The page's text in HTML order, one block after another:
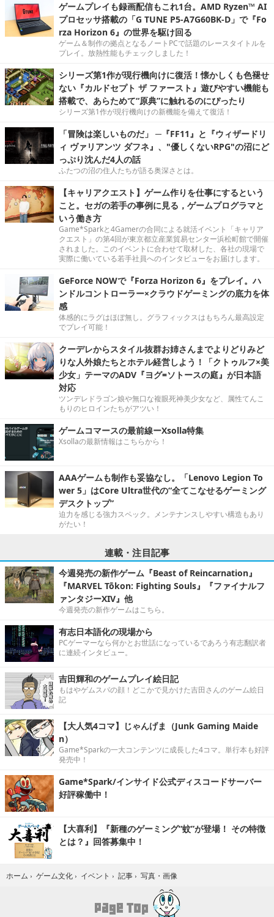
ゲームプレイも録画配信もこれ1台。AMD Ryzen™ AI
プロセッサ搭載の「G TUNE P5-A7G60BK-D」で『Fo
rza Horizon 6』の世界を駆け回る
ゲーム＆制作の拠点となるノートPCで話題のレースタイトルを
プレイ。放熱性能もチェックしました！
シリーズ第1作が現行機向けに復活！懐かしくも色褪せ
ない『カルドセプト ザ ファースト』遊びやすい機能も
搭載で、あらためて“原典”に触れるのにぴったり
シリーズ第1作が現行機向けの新機能を備えて復活！
「冒険は楽しいものだ」 ─『FF11』と『ウィザードリ
ィ ヴァリアンツ ダフネ』、"優しくないRPG"の沼にど
っぷり沈んだ4人の話
ふたつの沼の住人たちが語る奥深さとは。
【キャリアクエスト】ゲーム作りを仕事にするという
こと。セガの若手の事例に見る，ゲームプログラマと
いう働き方
Game*Sparkと4Gamerの合同による就活イベント「キャリア
クエスト」の第4回が東京都立産業貿易センター浜松町館で開催
されました。このイベントに合わせて取材した、各社の現場で
実際に働いている若手社員へのインタビューをお届けします。
GeForce NOWで『Forza Horizon 6』をプレイ。ハ
ンドルコントローラー×クラウドゲーミングの底力を体
感
体感的にラグはほぼ無し。グラフィックスはもちろん最高設定
でプレイ可能！
クーデレからスタイル抜群お姉さんまでよりどりみど
りな人外娘たちとホテル経営しよう！「クトゥルフ×美
少女」テーマのADV『ヨグ=ソトースの庭』が日本語
対応
ツンデレドラゴン娘や無口な複眼死神美少女など、属性てんこ
もりのヒロインたちがアツい！
ゲームコマースの最前線ーXsolla特集
Xsollaの最新情報はこちらから！
AAAゲームも制作も妥協なし。「Lenovo Legion To
wer 5」はCore Ultra世代の“全てこなせるゲーミング
デスクトップ”
迫力を感じる強力スペック。メンテナンスしやすい構造もあり
がたい！
連載・注目記事
今週発売の新作ゲーム『Beast of Reincarnation』
『MARVEL Tōkon: Fighting Souls』『ファイナルフ
ァンタジーXIV』他
今週発売の新作ゲームはこちら。
有志日本語化の現場から
PCゲーマーなら何かとお世話になっているであろう有志翻訳者
に連続インタビュー。
吉田輝和のゲームプレイ絵日記
もはやゲムスパの顔！どこかで見かけた吉田さんのゲーム絵日
記
【大人気4コマ】じゃんげま（Junk Gaming Maide
n）
Game*Sparkの一大コンテンツに成長した4コマ。単行本も好評
発売中！
Game*Spark/インサイド公式ディスコードサーバー
好評稼働中！
【大喜利】『新種のゲーミング“蚊”が登場！ その特徴
とは？』回答募集中！
ホーム › ゲーム文化 › イベント › 記事 › 写真・画像